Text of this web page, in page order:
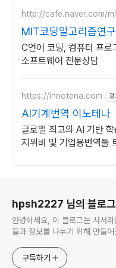
http://cafe.naver.com/
MIT코딩알고리즘연
C언어 코딩, 컴퓨터 프로
소프트웨어 전문상담
https://innotena.com 광
AI기계번역 이노테나
글로벌 최고의 AI 기반
지위버 및 기업용번역툴
hpsh2227 님의 블로그
안녕하세요, 이 블로그는 사서
들과 정보를 나누기 위해 만들어
구독하기